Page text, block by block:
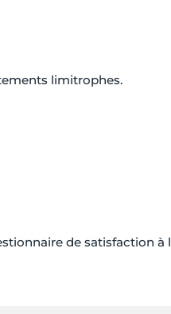
limitrophes.
de satisfaction à